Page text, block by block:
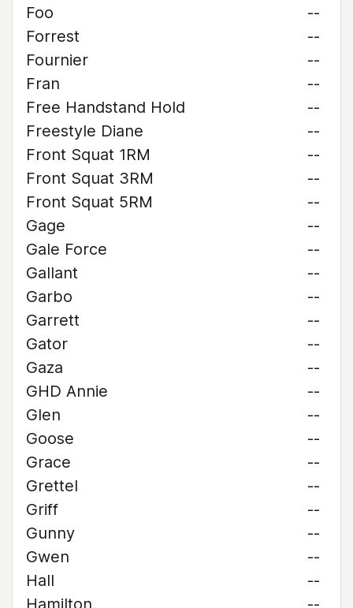
Foo
--
Forrest
--
Fournier
--
Fran
--
Free Handstand Hold
--
Freestyle Diane
--
Front Squat 1RM
--
Front Squat 3RM
--
Front Squat 5RM
--
Gage
--
Gale Force
--
Gallant
--
Garbo
--
Garrett
--
Gator
--
Gaza
--
GHD Annie
--
Glen
--
Goose
--
Grace
--
Grettel
--
Griff
--
Gunny
--
Gwen
--
Hall
--
Hamilton
--